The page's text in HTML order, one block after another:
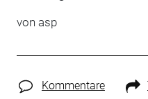
von asp
Kommentare